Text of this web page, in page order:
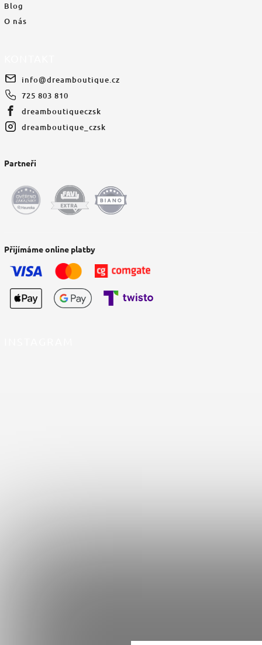
Blog
O nás
info@dreamboutique.cz
725 803 810
dreamboutiqueczsk
dreamboutique_czsk
Partneři
Přijímáme online platby